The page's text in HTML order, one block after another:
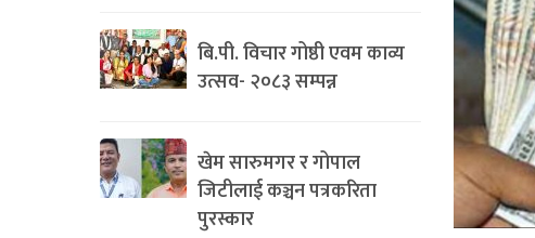
बि.पी. विचार गोष्ठी एवम काव्य
उत्सव- २०८३ सम्पन्न
खेम सारुमगर र गोपाल
जिटीलाई कञ्चन पत्रकरिता
पुरस्कार